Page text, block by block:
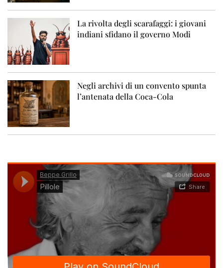
La rivolta degli scarafaggi: i giovani
indiani sfidano il governo Modi
Negli archivi di un convento spunta
l’antenata della Coca-Cola